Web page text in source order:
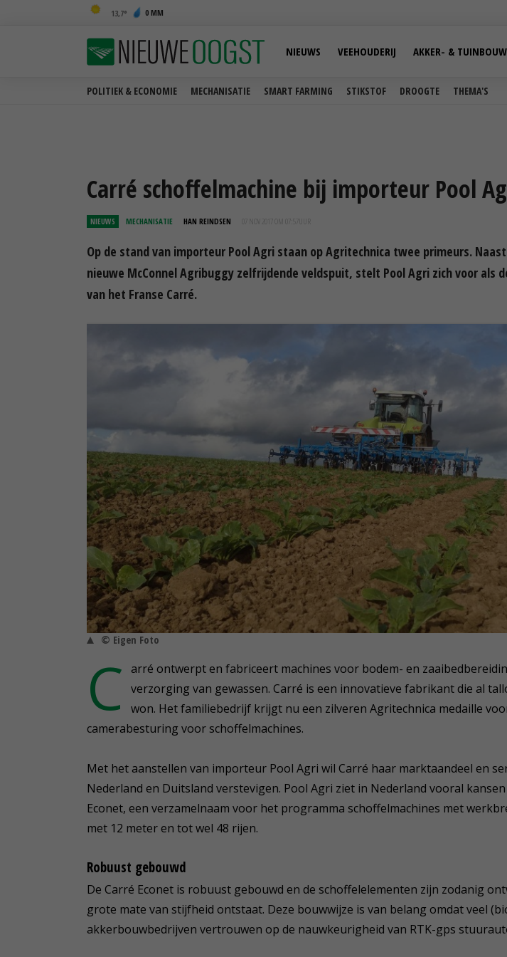
13,7 0 MM
POLITIEK & ECONOMIE MECHANISATIE SMART FARMING STIKSTOF DROOGTE THEMA'S
NIEUWS VEEHOUDERIJ AKKER- & TUINBOUW
Carré schoffelmachine bij importeur Pool
NIEUWS MECHANISATIE HAN REINDSEN 07 NOV 2017 OM 07:57
Op de stand van importeur Pool Agri staan op Agritechnica twee primeurs.
nieuwe McConnel Agribuggy zelfrijdende veldspuit, stelt Pool Agri zich voor als
van het Franse Carré.
© Eigen Foto
C arré ontwerpt en fabriceert machines voor bodem- en
verzorging van gewassen. Carré is een innovatieve fabrikant die al
won. Het familiebedrijf krijgt nu een zilveren Agritechnica medaille
camerabesturing voor schoffelmachines.
Met het aanstellen van importeur Pool Agri wil Carré haar marktaandeel en
Nederland en Duitsland verstevigen. Pool Agri ziet in Nederland vooral
Econet, een verzamelnaam voor het programma schoffelmachines met
met 12 meter en tot wel 48 rijen.
Robuust gebouwd
De Carré Econet is robuust gebouwd en de schoffelelementen zijn zodanig
grote mate van stijfheid ontstaat. Deze bouwwijze is van belang omdat veel
akkerbouwbedrijven vertrouwen op de nauwkeurigheid van RTK-gps